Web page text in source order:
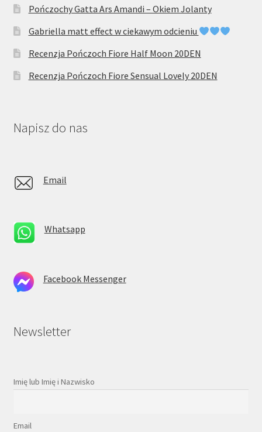
Pończochy Gatta Ars Amandi – Okiem Jolanty
Gabriella matt effect w ciekawym odcieniu
Recenzja Pończoch Fiore Half Moon 20DEN
Recenzja Pończoch Fiore Sensual Lovely 20DEN
Napisz do nas
Email
Whatsapp
Facebook Messenger
Newsletter
Imię lub Imię i Nazwisko
Email